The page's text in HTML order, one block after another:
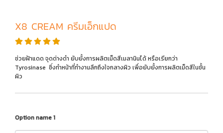
X8 CREAM ครีมเอ็กแปด
ช่วยฝ้าแดด จุดด่างดำ ยับยั้งการผลิตเม็ดสีเมลานินได้ หรือเรียกว่า
Tyrosinase ซึ่งทำหน้าที่ทำงานลึกถึงใจกลางผิว เพื่อยับยั้งการผลิตเม็ดสีในชั้น
ผิว
Option name 1